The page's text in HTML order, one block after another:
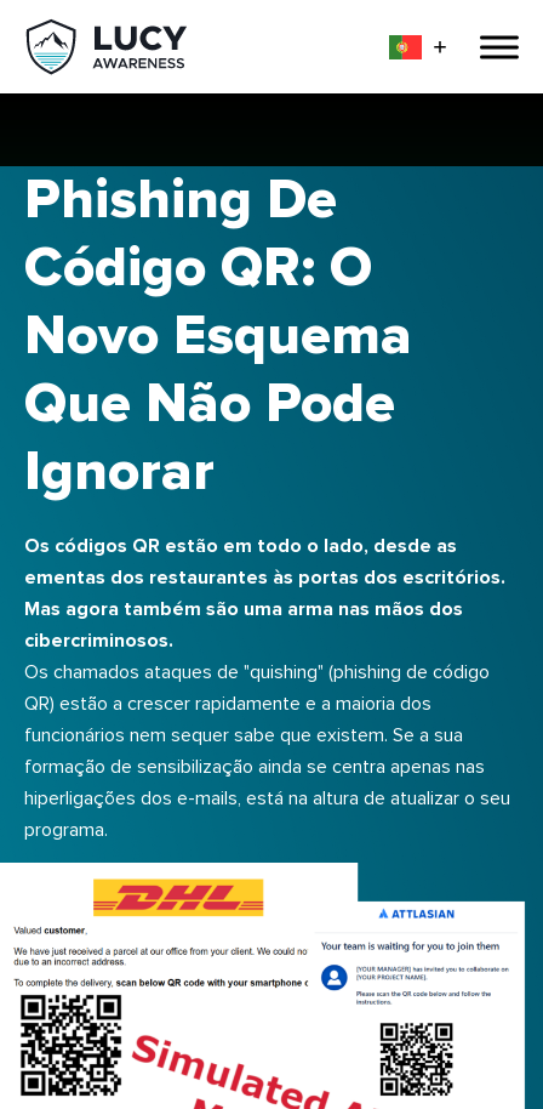
Phishing De
Código QR: O
Novo Esquema
Que Não Pode
Ignorar
Os códigos QR estão em todo o lado, desde as
ementas dos restaurantes às portas dos escritórios.
Mas agora também são uma arma nas mãos dos
cibercriminosos.
Os chamados ataques de "quishing" (phishing de código
QR) estão a crescer rapidamente e a maioria dos
funcionários nem sequer sabe que existem. Se a sua
formação de sensibilização ainda se centra apenas nas
hiperligações dos e-mails, está na altura de atualizar o seu
programa.